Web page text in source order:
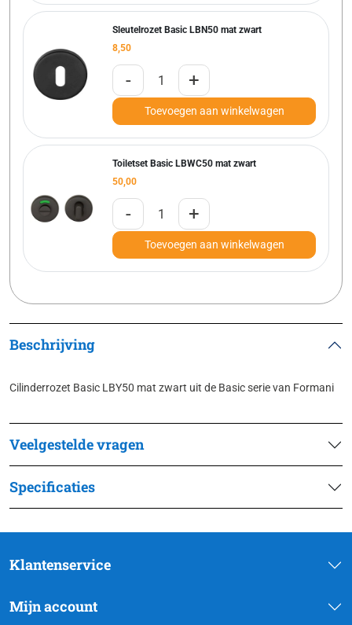
Sleutelrozet Basic LBN50 mat zwart
8,50
- +
Toevoegen aan winkelwagen
Toiletset Basic LBWC50 mat zwart
50,00
- +
Toevoegen aan winkelwagen
Beschrijving
Cilinderrozet Basic LBY50 mat zwart uit de Basic serie van Formani
Veelgestelde vragen
Specificaties
Klantenservice
Mijn account